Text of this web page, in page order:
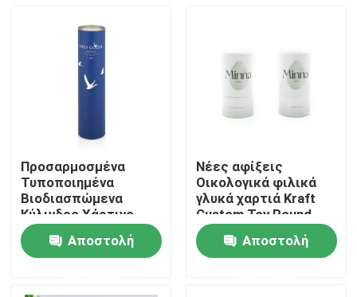
Σπίτι
Προϊόντα
βίντεο
Προσαρμοσμένα
Τυποποιημένα
Βιοδιασπώμενα
Κύλινδρο Χάρτινο
Κάρτορν Κουτιά
Τυβώματος
Κοσμητική Συσκευή
Αποστολή
Νέες αφίξεις
Οικολογικά φιλικά
γλυκά χαρτιά Kraft
Custom Toy Round
Tube Αποθήκευση
Κουτί δώροΑποστολή